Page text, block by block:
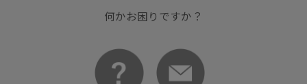
何かお困りですか？